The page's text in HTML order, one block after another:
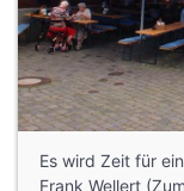
Es wird Zeit für
Frank Wellert